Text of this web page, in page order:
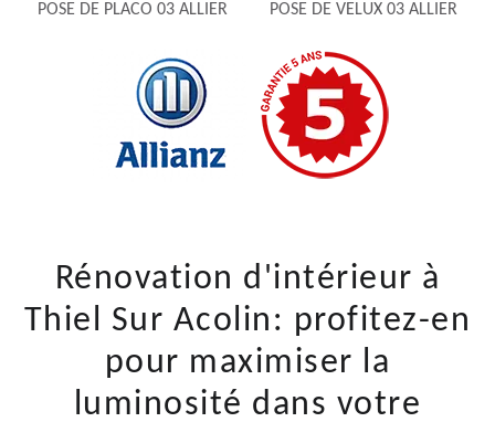
POSE DE PLACO 03 ALLIER POSE DE VELUX 03 ALLIER
Rénovation d'intérieur à
Thiel Sur Acolin: profitez-en
pour maximiser la
luminosité dans votre